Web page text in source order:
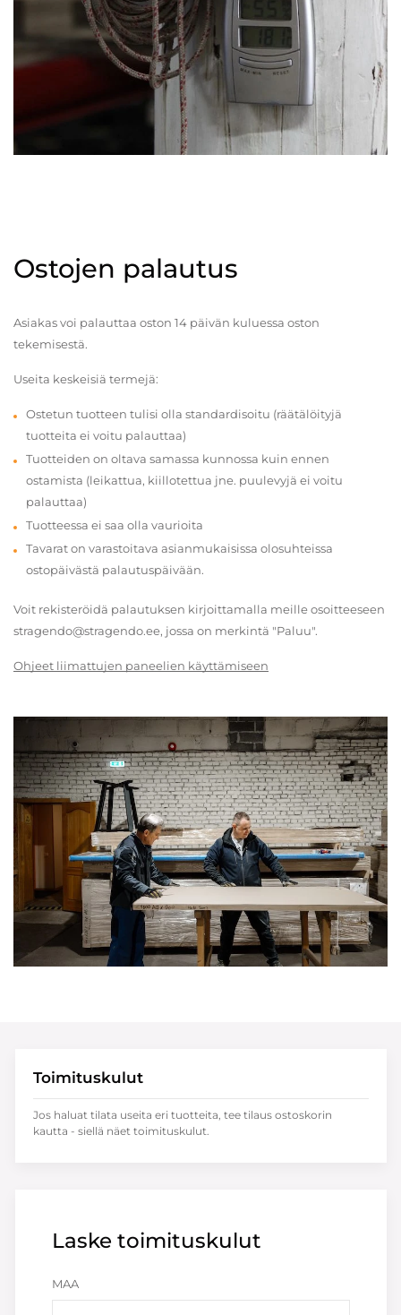
Ostojen palautus
Asiakas voi palauttaa oston 14 päivän kuluessa oston
tekemisestä.
Useita keskeisiä termejä:
Ostetun tuotteen tulisi olla standardisoitu (räätälöityjä
tuotteita ei voitu palauttaa)
Tuotteiden on oltava samassa kunnossa kuin ennen
ostamista (leikattua, kiillotettua jne. puulevyjä ei voitu
palauttaa)
Tuotteessa ei saa olla vaurioita
Tavarat on varastoitava asianmukaisissa olosuhteissa
ostopäivästä palautuspäivään.
Voit rekisteröidä palautuksen kirjoittamalla meille osoitteeseen
stragendo@stragendo.ee, jossa on merkintä "Paluu".
Ohjeet liimattujen paneelien käyttämiseen
Laske toimituskulut
MAA
Toimituskulut
Jos haluat tilata useita eri tuotteita, tee tilaus ostoskorin
kautta - siellä näet toimituskulut.